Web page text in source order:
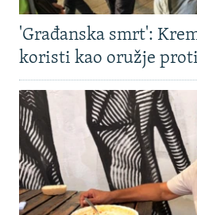
'Građanska smrt':
koristi kao oružje